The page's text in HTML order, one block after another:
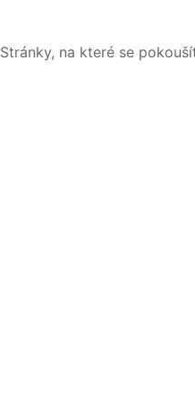
Stránky, na které se